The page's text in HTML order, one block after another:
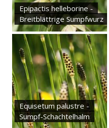
Epipactis helleborine -
Breitblättrige Sumpfwurz
Equisetum palustre -
Sumpf-Schachtelhalm